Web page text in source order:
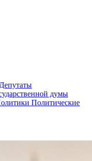
Депутаты
думы
Политические